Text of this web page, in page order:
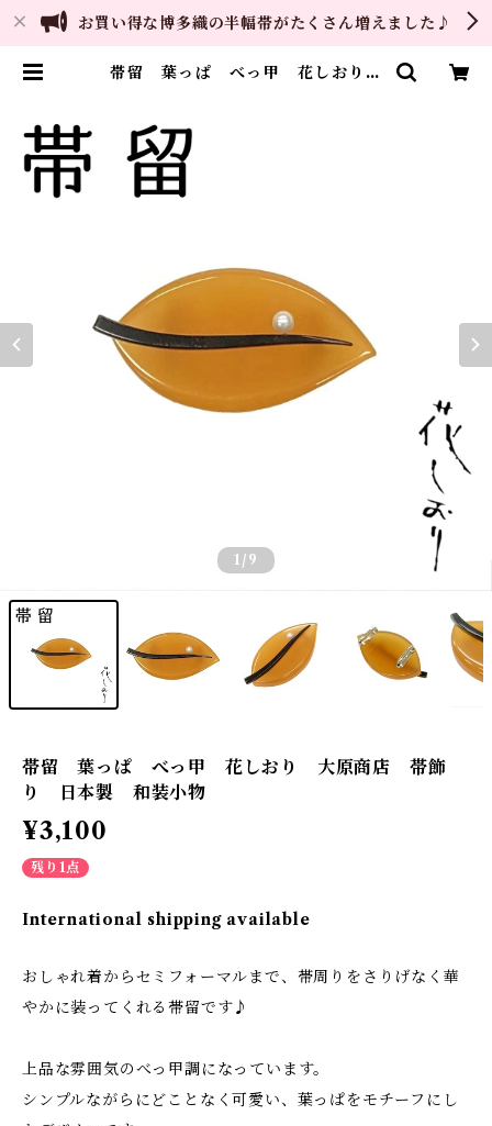
お買い得な博多織の半幅帯がたくさん増えました♪
帯留 葉っぱ べっ甲 花しおり
呉服問屋 直販サイト
1 /9
帯留 葉っぱ べっ甲 花しおり 大原商店 帯飾
り 日本製 和装小物
¥3,100
残り1点
International shipping available
おしゃれ着からセミフォーマルまで、帯周りをさりげなく華
やかに装ってくれる帯留です♪
上品な雰囲気のべっ甲調になっています。
シンプルながらにどことなく可愛い、葉っぱをモチーフにし